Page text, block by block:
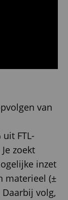
van
FTL-
zoekt
inzet
materieel (±
volg,